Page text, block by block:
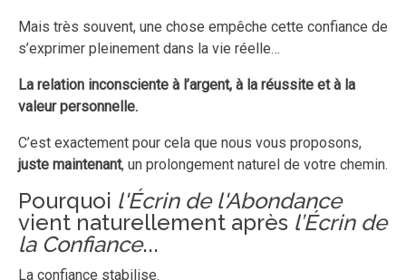
Mais très souvent, une chose empêche cette confiance de
s’exprimer pleinement dans la vie réelle…
La relation inconsciente à l’argent, à la réussite et à la
valeur personnelle.
C’est exactement pour cela que nous vous proposons,
juste maintenant, un prolongement naturel de votre chemin.
Pourquoi l'Écrin de l'Abondance
vient naturellement après l’Écrin de
la Confiance...
La confiance stabilise.